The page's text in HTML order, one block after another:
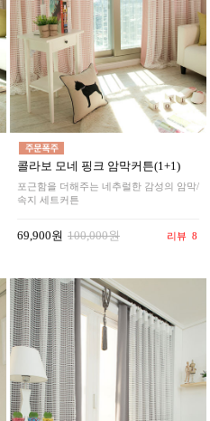
콜라보 모네 핑크 암막커튼(1+1)
포근함을 더해주는 네추럴한 감성의 암막/
속지 세트커튼
69,900원 100,000원 리뷰 8